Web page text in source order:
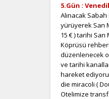
5.Gün :
Alınacak
yürüyerek San
15 € ) tarihi
Köprüsü
düzenlenecek
ve tarihi
hareket
die miracoli (
Otelimize